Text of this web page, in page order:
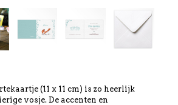
(11 x 11 cm) is zo heerlijk
vosje. De accenten en